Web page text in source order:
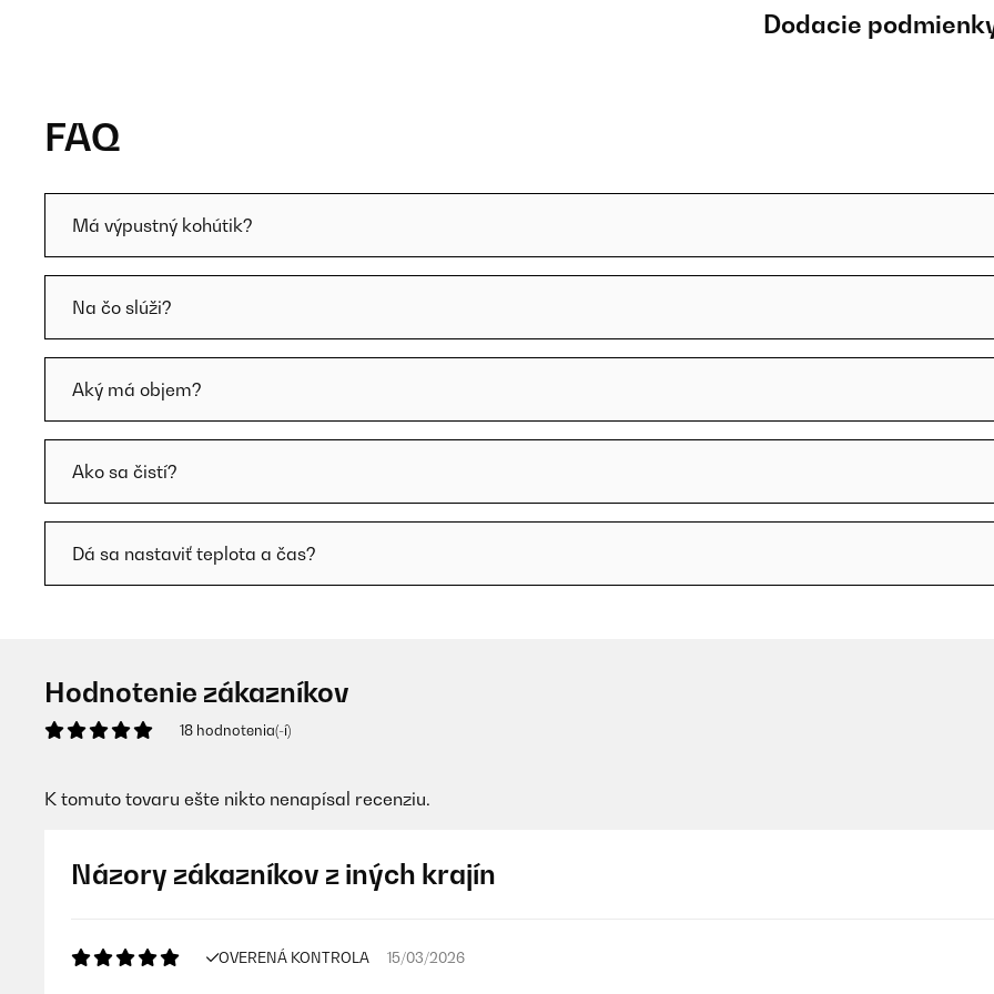
Dodacie
FAQ
Má výpustný kohútik?
Na čo slúži?
Aký má objem?
Ako sa čistí?
Dá sa nastaviť teplota a čas?
Hodnotenie zákazníkov
18 hodnotenia(-í)
K tomuto tovaru ešte nikto nenapísal recenziu.
Názory zákazníkov z iných krajín
OVERENÁ KONTROLA 15/03/2026